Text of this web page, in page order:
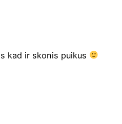
kad ir sko­nis puikus